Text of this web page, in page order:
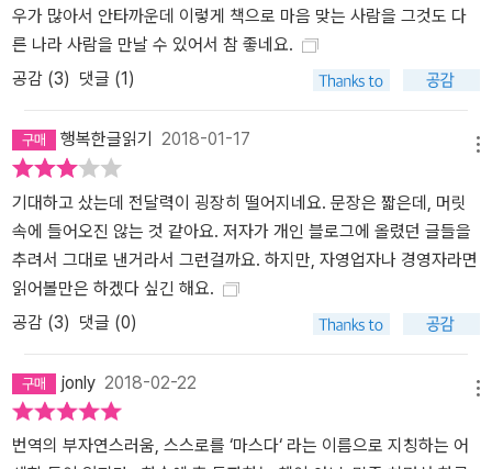
우가 많아서 안타까운데 이렇게 책으로 마음 맞는 사람을 그것도 다
른 나라 사람을 만날 수 있어서 참 좋네요.
공감 (3) 댓글 (1)
행복한글읽기 2018-01-17
기대하고 샀는데 전달력이 굉장히 떨어지네요. 문장은 짧은데, 머릿
속에 들어오진 않는 것 같아요. 저자가 개인 블로그에 올렸던 글들을
추려서 그대로 낸거라서 그런걸까요. 하지만, 자영업자나 경영자라면
읽어볼만은 하겠다 싶긴 해요.
공감 (3) 댓글 (0)
jonly 2018-02-22
번역의 부자연스러움, 스스로를 ‘마스다‘ 라는 이름으로 지칭하는 어